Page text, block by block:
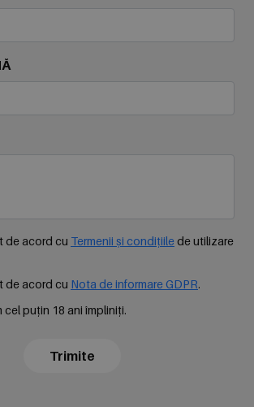
de acord cu Termenii și condițiilede utilizare
de acord cu Nota de informare GDPR.
cel puțin 18 ani împliniți.
Trimite